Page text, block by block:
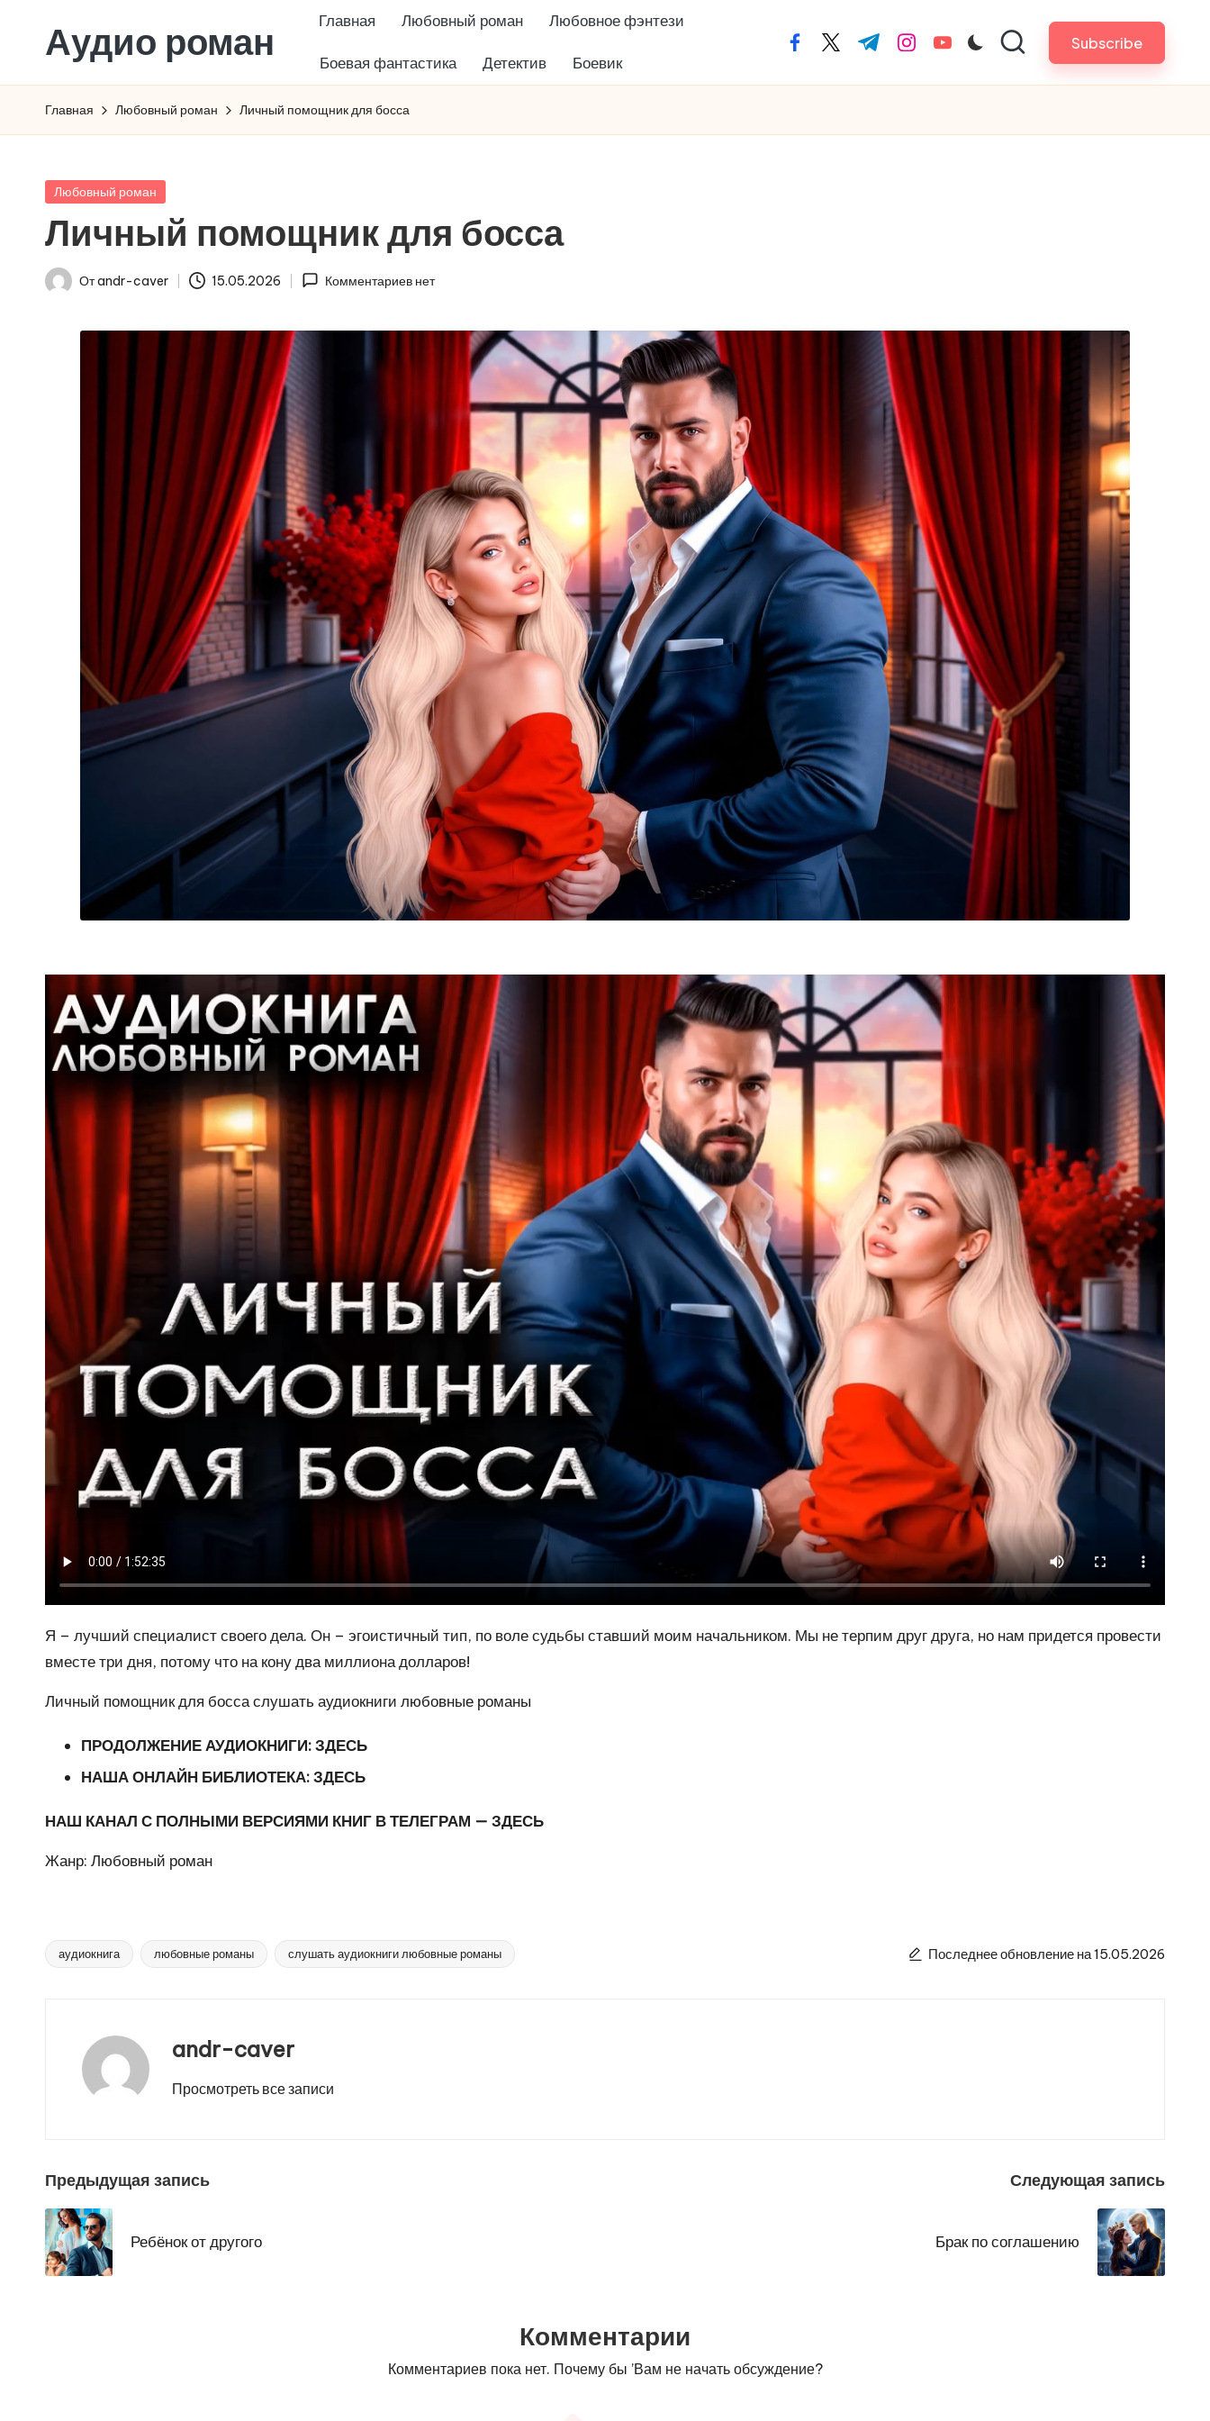
ПерейтиАудио роман Главная Любовный роман Любовное фэнтези
Боевая фантастика Детектив Боевик
facebook.com
twitter.com
t.me instagram.com
youtube.com Subscribe
Главная Любовный роман Личный помощник для босса
Опубликовано
Любовный роман
Личный помощник для босса
Запись
Отandr-caver 15.05.2026 Комментариев нет
Я – лучший специалист своего дела. Он – эгоистичный тип, по воле судьбы ставший моим начальником. Мы не терпим друг друга, но нам придется провести
вместе три дня, потому что на кону два миллиона долларов!
Личный помощник для босса слушать аудиокниги любовные романы
ПРОДОЛЖЕНИЕ АУДИОКНИГИ:ЗДЕСЬ
НАША ОНЛАЙН БИБЛИОТЕКА:ЗДЕСЬ
НАШ КАНАЛ С ПОЛНЫМИ ВЕРСИЯМИ КНИГ В ТЕЛЕГРАМ — ЗДЕСЬ
Жанр: Любовный роман
Метки:
аудиокнига любовные романы слушать аудиокниги любовные романы Последнее обновление на 15.05.2026
andr-caver
Просмотреть все записи
Навигация
по
записям
Предыдущая запись
Ребёнок от другого
Следующая запись
Брак по соглашению
Комментарии
Комментариев пока нет. Почему бы ’Вам не начать обсуждение?